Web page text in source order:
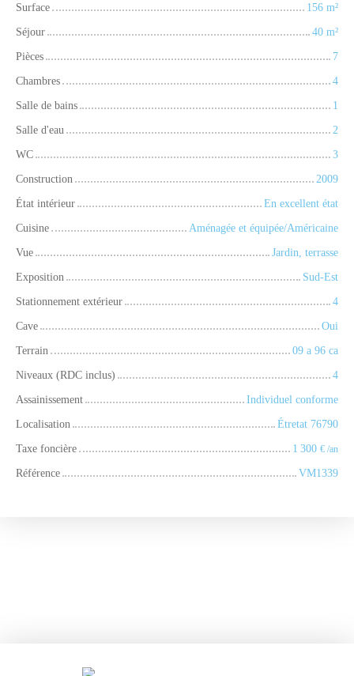
Surface
156 m²
Séjour
40 m²
Pièces
7
Chambres
4
Salle de bains
1
Salle d'eau
2
WC
3
Construction
2009
État intérieur
En excellent état
Cuisine
Aménagée et équipée/Américaine
Vue
Jardin, terrasse
Exposition
Sud-Est
Stationnement extérieur
4
Cave
Oui
Terrain
09 a 96 ca
Niveaux (RDC inclus)
4
Assainissement
Individuel conforme
Localisation
Étretat 76790
Taxe foncière
1 300 € /an
Référence VM1339